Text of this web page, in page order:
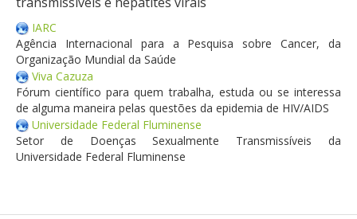
IARC
Agência Internacional para a Pesquisa sobre Cancer, da
Organização Mundial da Saúde
Viva Cazuza
Fórum científico para quem trabalha, estuda ou se interessa
de alguma maneira pelas questões da epidemia de HIV/AIDS
Universidade Federal Fluminense
Setor de Doenças Sexualmente Transmissíveis da
Universidade Federal Fluminense